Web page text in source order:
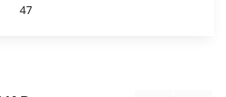
47